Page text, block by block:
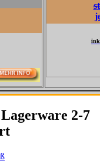
statt um
jetzt ab
inkl. 20% USt.
2-7